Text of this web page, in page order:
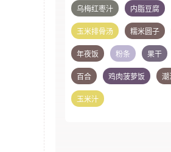
乌梅红枣汁 内脂豆腐
玉米排骨汤 糯米圆子
年夜饭 粉条 果干
百合 鸡肉菠萝饭 潮
玉米汁